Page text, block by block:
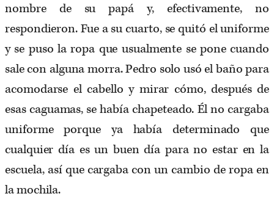
nombre de su papá y, efectivamente, no
respondieron. Fue a su cuarto, se quitó el uniforme
y se puso la ropa que usualmente se pone cuando
sale con alguna morra. Pedro solo usó el baño para
acomodarse el cabello y mirar cómo, después de
esas caguamas, se había chapeteado. Él no cargaba
uniforme porque ya había determinado que
cualquier día es un buen día para no estar en la
escuela, así que cargaba con un cambio de ropa en
la mochila.